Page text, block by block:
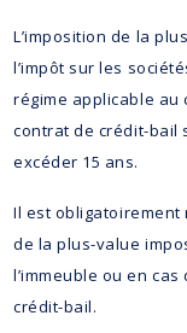
L’imposition de la
l’impôt sur les
régime applicable au
contrat de crédit-bail
excéder 15 ans.
Il est obligatoirement
de la plus-value
l’immeuble ou en
crédit-bail.